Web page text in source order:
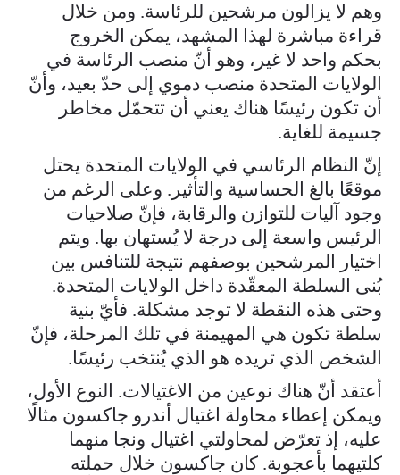
وهم لا يزالون مرشحين للرئاسة. ومن خلال
قراءة مباشرة لهذا المشهد، يمكن الخروج
بحكم واحد لا غير، وهو أنّ منصب الرئاسة في
الولايات المتحدة منصب دموي إلى حدّ بعيد، وأنّ
أن تكون رئيسًا هناك يعني أن تتحمّل مخاطر
جسيمة للغاية.
إنّ النظام الرئاسي في الولايات المتحدة يحتل
موقعًا بالغ الحساسية والتأثير. وعلى الرغم من
وجود آليات للتوازن والرقابة، فإنّ صلاحيات
الرئيس واسعة إلى درجة لا يُستهان بها. ويتم
اختيار المرشحين بوصفهم نتيجة للتنافس بين
بُنى السلطة المعقّدة داخل الولايات المتحدة.
وحتى هذه النقطة لا توجد مشكلة. فأيّ بنية
سلطة تكون هي المهيمنة في تلك المرحلة، فإنّ
الشخص الذي تريده هو الذي يُنتخب رئيسًا.
أعتقد أنّ هناك نوعين من الاغتيالات. النوع الأول،
ويمكن إعطاء محاولة اغتيال أندرو جاكسون مثالًا
عليه، إذ تعرّض لمحاولتي اغتيال ونجا منهما
كلتيهما بأعجوبة. كان جاكسون خلال حملته